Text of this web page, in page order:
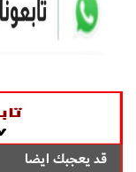
قد يعجبك ايضا